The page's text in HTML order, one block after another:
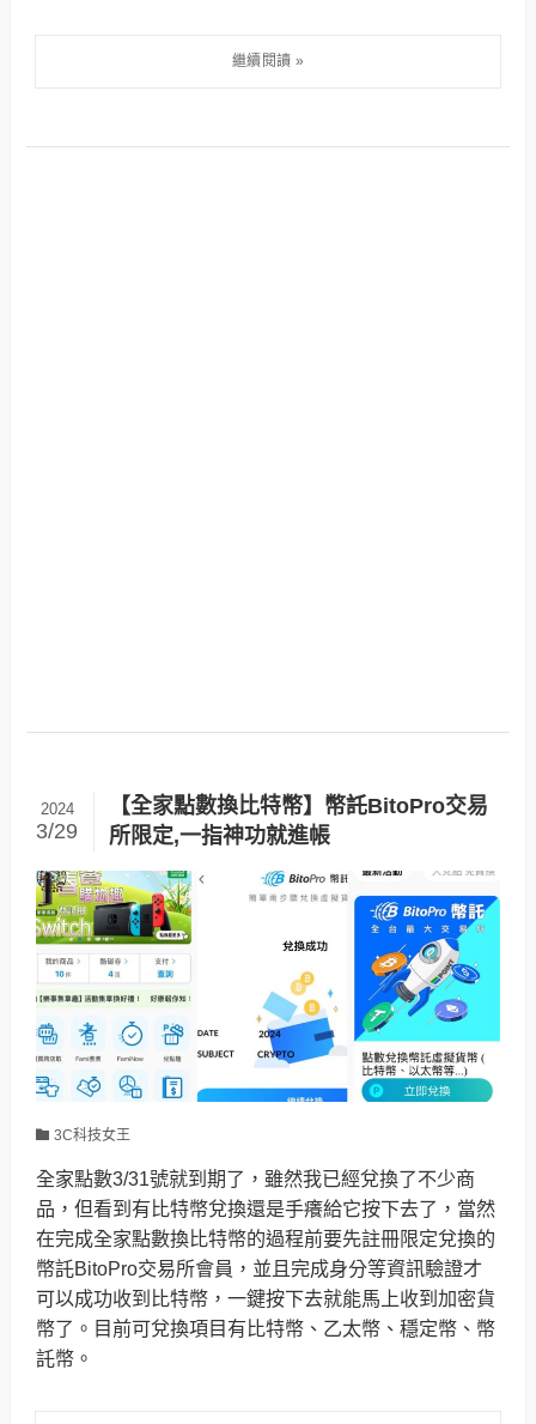
【全家點數換比特幣】幣託BitoPro交易
所限定,一指神功就進帳
2024
3/29
3C科技女王
全家點數3/31號就到期了，雖然我已經兌換了不少商
品，但看到有比特幣兌換還是手癢給它按下去了，當然
在完成全家點數換比特幣的過程前要先註冊限定兌換的
幣託BitoPro交易所會員，並且完成身分等資訊驗證才
可以成功收到比特幣，一鍵按下去就能馬上收到加密貨
幣了。目前可兌換項目有比特幣、乙太幣、穩定幣、幣
託幣。